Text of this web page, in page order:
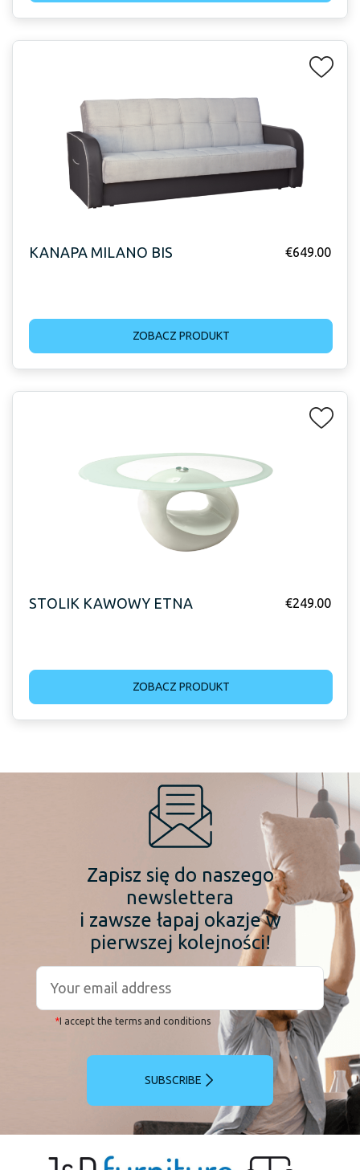
KANAPA MILANO BIS €649.00
ZOBACZ PRODUKT
STOLIK KAWOWY ETNA €249.00
ZOBACZ PRODUKT
Zapisz się do naszego
newslettera
i zawsze łapaj okazje w
pierwszej kolejności!
* I accept the terms and conditions
SUBSCRIBE